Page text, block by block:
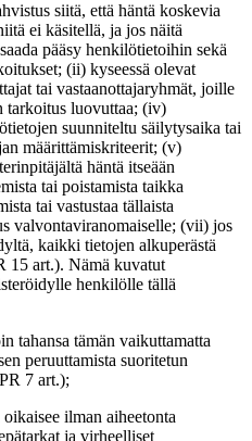
siitä, että häntä koskevia
ei käsitellä, ja jos näitä
pääsy henkilötietoihin sekä
(ii) kyseessä olevat
tai vastaanottajaryhmät, joille
tarkoitus luovuttaa; (iv)
suunniteltu säilytysaika tai
määrittämiskriteerit; (v)
häntä itseään
tai poistamista taikka
tai vastustaa tällaista
valvontaviranomaiselle; (vii) jos
kaikki tietojen alkuperästä
15 art.). Nämä kuvatut
henkilölle tällä
tahansa tämän vaikuttamatta
peruuttamista suoritetun
7 art.);
ilman aiheetonta
ja virheelliset